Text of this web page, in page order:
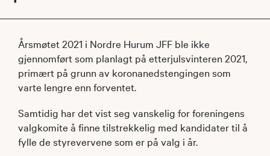
Årsmøtet 2021 i Nordre Hurum JFF ble ikke
gjennomført som planlagt på etterjulsvinteren 2021,
primært på grunn av koronanedstengingen som
varte lengre enn forventet.
Samtidig har det vist seg vanskelig for foreningens
valgkomite å finne tilstrekkelig med kandidater til å
fylle de styrevervene som er på valg i år.